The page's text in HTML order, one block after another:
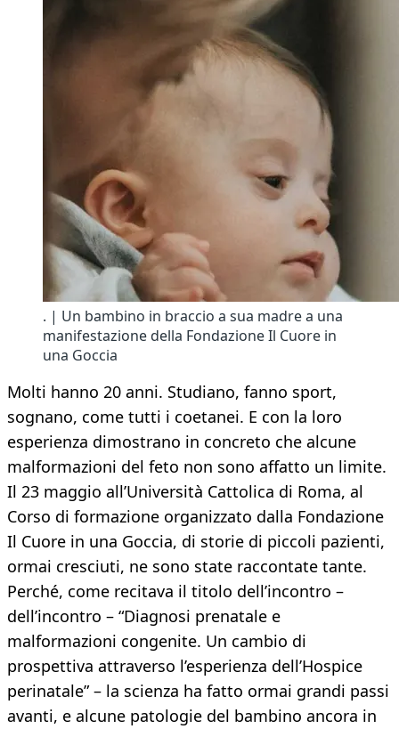
. | Un bambino in braccio a sua madre a una
manifestazione della Fondazione Il Cuore in
una Goccia
Molti hanno 20 anni. Studiano, fanno sport,
sognano, come tutti i coetanei. E con la loro
esperienza dimostrano in concreto che alcune
malformazioni del feto non sono affatto un limite.
Il 23 maggio all’Università Cattolica di Roma, al
Corso di formazione organizzato dalla Fondazione
Il Cuore in una Goccia, di storie di piccoli pazienti,
ormai cresciuti, ne sono state raccontate tante.
Perché, come recitava il titolo dell’incontro –
dell’incontro – “Diagnosi prenatale e
malformazioni congenite. Un cambio di
prospettiva attraverso l’esperienza dell’Hospice
perinatale” – la scienza ha fatto ormai grandi passi
avanti, e alcune patologie del bambino ancora in